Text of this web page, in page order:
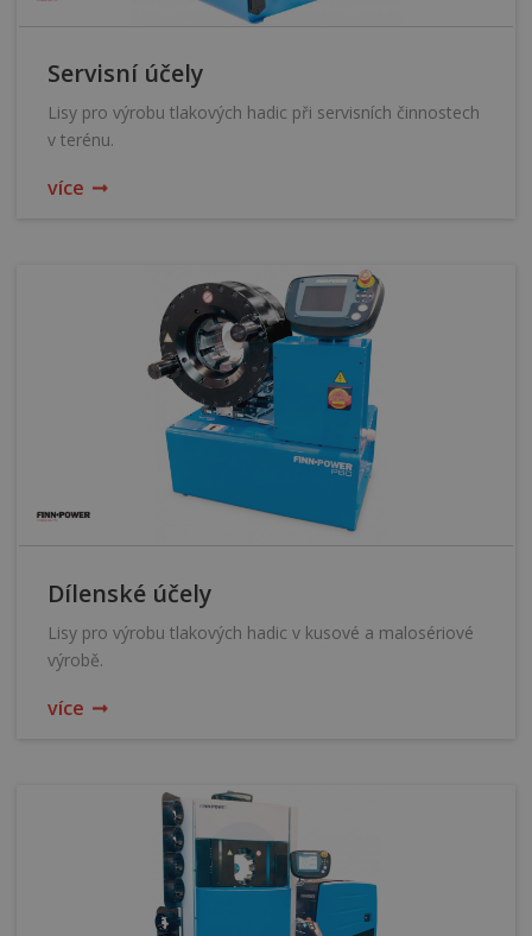
Servisní účely
Lisy pro výrobu tlakových hadic při servisních činnostech
v terénu.
více
Dílenské účely
Lisy pro výrobu tlakových hadic v kusové a malosériové
výrobě.
více